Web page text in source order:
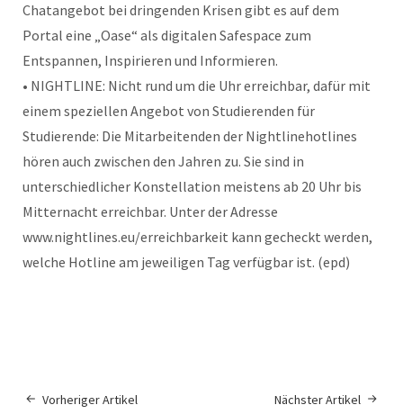
Chatangebot bei dringenden Krisen gibt es auf dem
Portal eine „Oase“ als digitalen Safespace zum
Entspannen, Inspirieren und Informieren.
• NIGHTLINE: Nicht rund um die Uhr erreichbar, dafür mit
einem speziellen Angebot von Studierenden für
Studierende: Die Mitarbeitenden der Nightlinehotlines
hören auch zwischen den Jahren zu. Sie sind in
unterschiedlicher Konstellation meistens ab 20 Uhr bis
Mitternacht erreichbar. Unter der Adresse
www.nightlines.eu/erreichbarkeit kann gecheckt werden,
welche Hotline am jeweiligen Tag verfügbar ist. (epd)
Vorheriger Artikel Nächster Artikel